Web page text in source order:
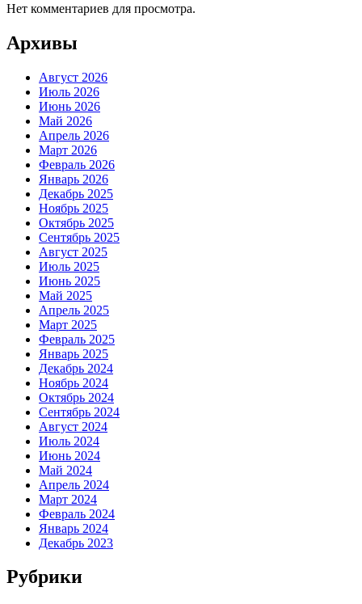
Нет комментариев для просмотра.
Архивы
Август 2026
Июль 2026
Июнь 2026
Май 2026
Апрель 2026
Март 2026
Февраль 2026
Январь 2026
Декабрь 2025
Ноябрь 2025
Октябрь 2025
Сентябрь 2025
Август 2025
Июль 2025
Июнь 2025
Май 2025
Апрель 2025
Март 2025
Февраль 2025
Январь 2025
Декабрь 2024
Ноябрь 2024
Октябрь 2024
Сентябрь 2024
Август 2024
Июль 2024
Июнь 2024
Май 2024
Апрель 2024
Март 2024
Февраль 2024
Январь 2024
Декабрь 2023
Рубрики